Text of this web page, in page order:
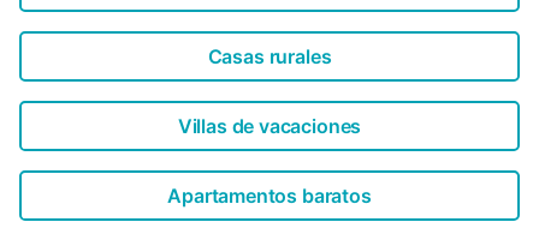
Casas rurales
Villas de vacaciones
Apartamentos baratos